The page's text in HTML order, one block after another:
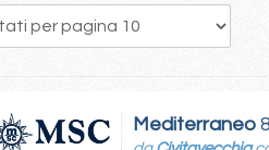
Mediterraneo